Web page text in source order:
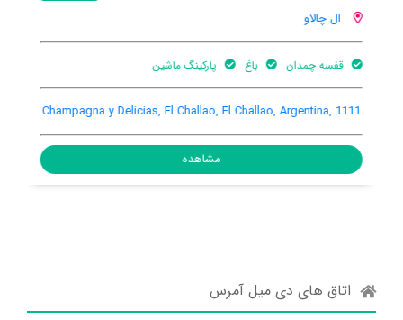
ال چالاو
قفسه چمدان باغ پارکینگ ماشین
Champagna y Delicias, El Challao, El Challao, Argentina, 1111
مشاهده
اتاق های دی میل آمرس